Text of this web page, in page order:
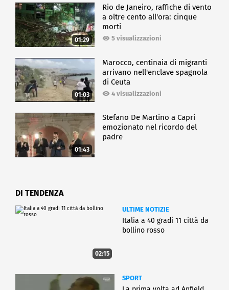
01:29
Rio de Janeiro, raffiche di vento
a oltre cento all'ora: cinque
morti
5 visualizzazioni
01:03
Marocco, centinaia di migranti
arrivano nell'enclave spagnola
di Ceuta
4 visualizzazioni
01:43
Stefano De Martino a Capri
emozionato nel ricordo del
padre
DI TENDENZA
02:15
ULTIME NOTIZIE
Italia a 40 gradi 11 città da
bollino rosso
SPORT